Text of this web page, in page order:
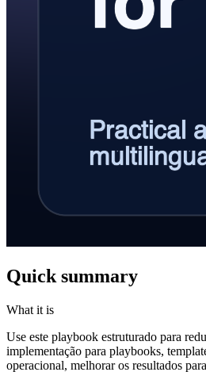
Quick summary
What it is
Use este playbook estruturado para
implementação para playbooks,
operacional, melhorar os resultados